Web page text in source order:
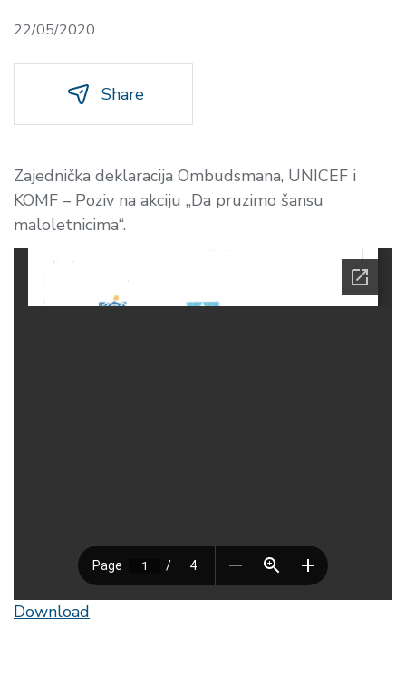
22/05/2020
Share
Zajednička deklaracija Ombudsmana, UNICEF i
KOMF – Poziv na akciju „Da pruzimo šansu
maloletnicima“.
Download